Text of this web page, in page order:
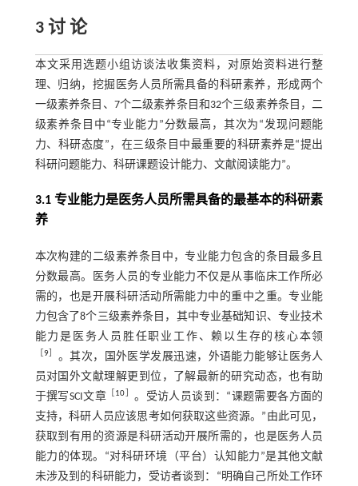
3 讨 论
本文采用选题小组访谈法收集资料，对原始资料进行整
理、归纳，挖掘医务人员所需具备的科研素养，形成两个
一级素养条目、7个二级素养条目和32个三级素养条目，二
级素养条目中“专业能力”分数最高，其次为“发现问题能
力、科研态度”，在三级条目中最重要的科研素养是“提出
科研问题能力、科研课题设计能力、文献阅读能力”。
3.1 专业能力是医务人员所需具备的最基本的科研素
养
本次构建的二级素养条目中，专业能力包含的条目最多且
分数最高。医务人员的专业能力不仅是从事临床工作所必
需的，也是开展科研活动所需能力中的重中之重。专业能
力包含了8个三级素养条目，其中专业基础知识、专业技术
能力是医务人员胜任职业工作、赖以生存的核心本领
［9
。其次，国外医学发展迅速，外语能力能够让医务人
员对国外文献理解更到位，了解最新的研究动态，也有助
于撰写SCI文章［ 10
。受访人员谈到：“课题需要各方面的
支持，科研人员应该思考如何获取这些资源。”由此可见，
获取到有用的资源是科研活动开展所需的，也是医务人员
能力的体现。“对科研环境（平台）认知能力”是其他文献
未涉及到的科研能力，受访者谈到：“明确自己所处工作环